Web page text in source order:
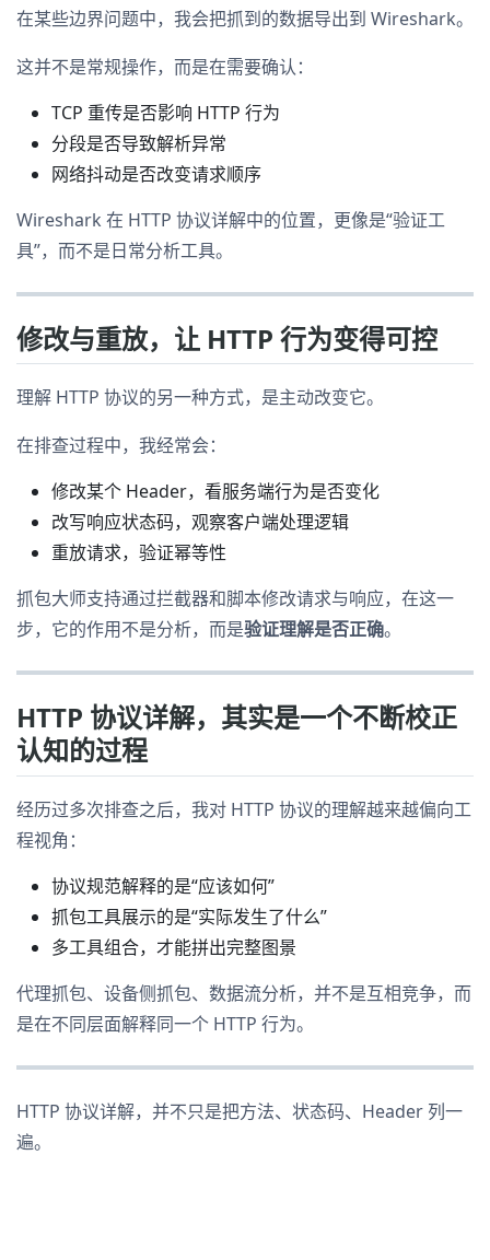
在某些边界问题中，我会把抓到的数据导出到 Wireshark。
这并不是常规操作，而是在需要确认：
TCP 重传是否影响 HTTP 行为
分段是否导致解析异常
网络抖动是否改变请求顺序
Wireshark 在 HTTP 协议详解中的位置，更像是“验证工
具”，而不是日常分析工具。
修改与重放，让 HTTP 行为变得可控
理解 HTTP 协议的另一种方式，是主动改变它。
在排查过程中，我经常会：
修改某个 Header，看服务端行为是否变化
改写响应状态码，观察客户端处理逻辑
重放请求，验证幂等性
抓包大师支持通过拦截器和脚本修改请求与响应，在这一
步，它的作用不是分析，而是验证理解是否正确。
HTTP 协议详解，其实是一个不断校正
认知的过程
经历过多次排查之后，我对 HTTP 协议的理解越来越偏向工
程视角：
协议规范解释的是“应该如何”
抓包工具展示的是“实际发生了什么”
多工具组合，才能拼出完整图景
代理抓包、设备侧抓包、数据流分析，并不是互相竞争，而
是在不同层面解释同一个 HTTP 行为。
HTTP 协议详解，并不只是把方法、状态码、Header 列一
遍。